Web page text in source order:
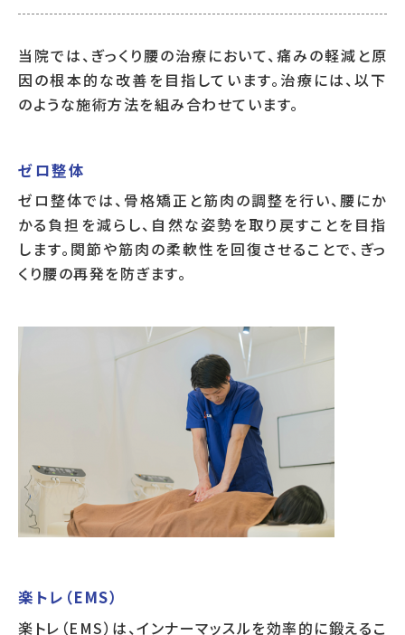
当院では、ぎっくり腰の治療において、痛みの軽減と原
因の根本的な改善を目指しています。治療には、以下
のような施術方法を組み合わせています。
ゼロ整体
ゼロ整体では、骨格矯正と筋肉の調整を行い、腰にか
かる負担を減らし、自然な姿勢を取り戻すことを目指
します。関節や筋肉の柔軟性を回復させることで、ぎっ
くり腰の再発を防ぎます。
楽トレ（EMS）
楽トレ（EMS）は、インナーマッスルを効率的に鍛えるこ